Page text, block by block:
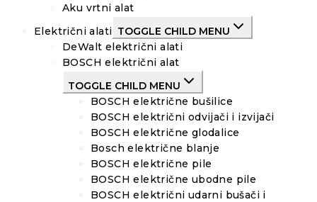
Aku vrtni alat
Električni alati TOGGLE CHILD MENU
DeWalt električni alati
BOSCH električni alat
TOGGLE CHILD MENU
BOSCH električne bušilice
BOSCH električni odvijači i izvijači
BOSCH električne glodalice
Bosch električne blanje
BOSCH električne pile
BOSCH električne ubodne pile
BOSCH električni udarni bušači i